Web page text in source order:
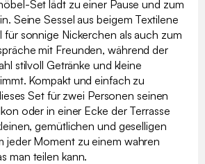
Set lädt zu einer Pause und zum
Seine Sessel aus beigem Textilene
sonnige Nickerchen als auch zum
mit Freunden, während der
stilvoll Getränke und kleine
Kompakt und einfach zu
Set für zwei Personen seinen
oder in einer Ecke der Terrasse
gemütlichen und geselligen
jeder Moment zu einem wahren
man teilen kann.